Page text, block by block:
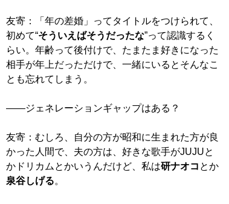
友寄：「年の差婚」ってタイトルをつけられて、
初めて“そういえばそうだったな”って認識するく
らい。年齢って後付けで、たまたま好きになった
相手が年上だっただけで、一緒にいるとそんなこ
とも忘れてしまう。
——ジェネレーションギャップはある？
友寄：むしろ、自分の方が昭和に生まれた方が良
かった人間で、夫の方は、好きな歌手がJUJUと
かドリカムとかいうんだけど、私は研ナオコ とか
泉谷しげる。